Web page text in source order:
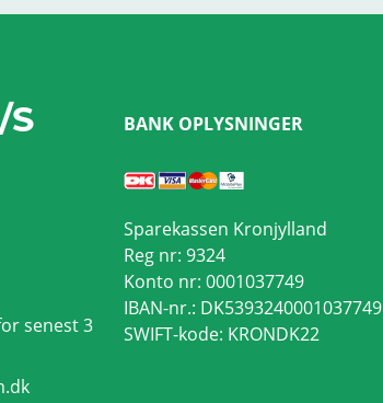
S
senest 3
BANK OPLYSNINGER
Sparekassen Kronjylland
Reg nr: 9324
Konto nr: 0001037749
IBAN-nr.: DK5393240001037749
SWIFT-kode: KRONDK22